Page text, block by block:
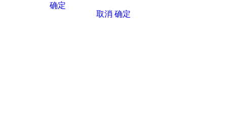
取消 确定
确定